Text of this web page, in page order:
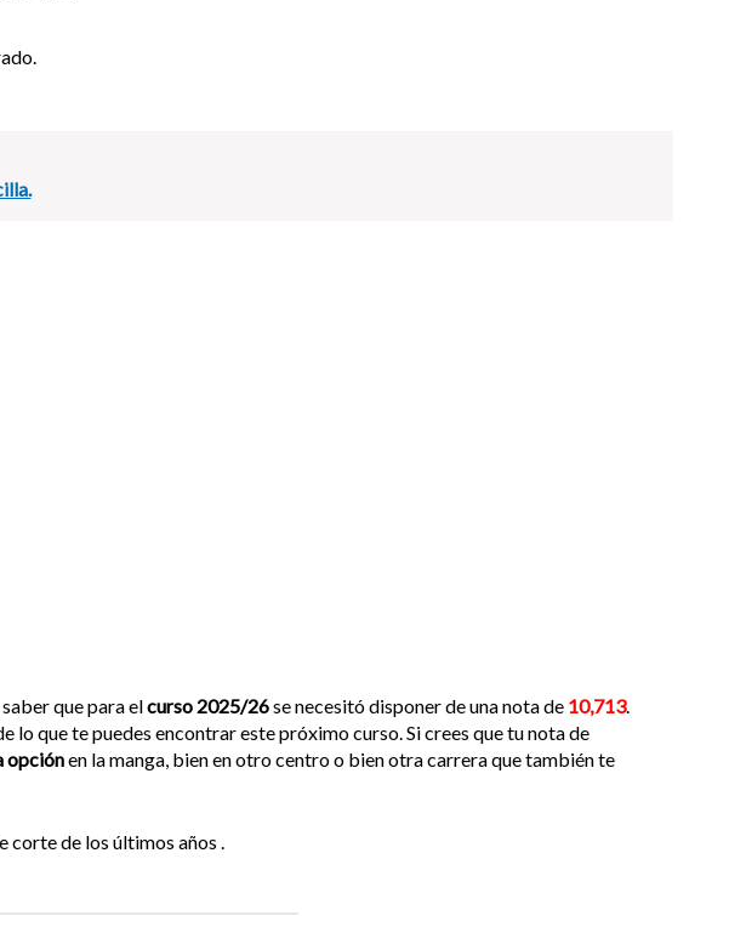
que para elcurso 2025/26se necesitó disponer de una nota de 10,713.
lo que te puedes encontrar este próximo curso. Si crees que tu nota de
opciónen la manga, bien en otro centro o bien otra carrera que también te
corte de los últimos años .